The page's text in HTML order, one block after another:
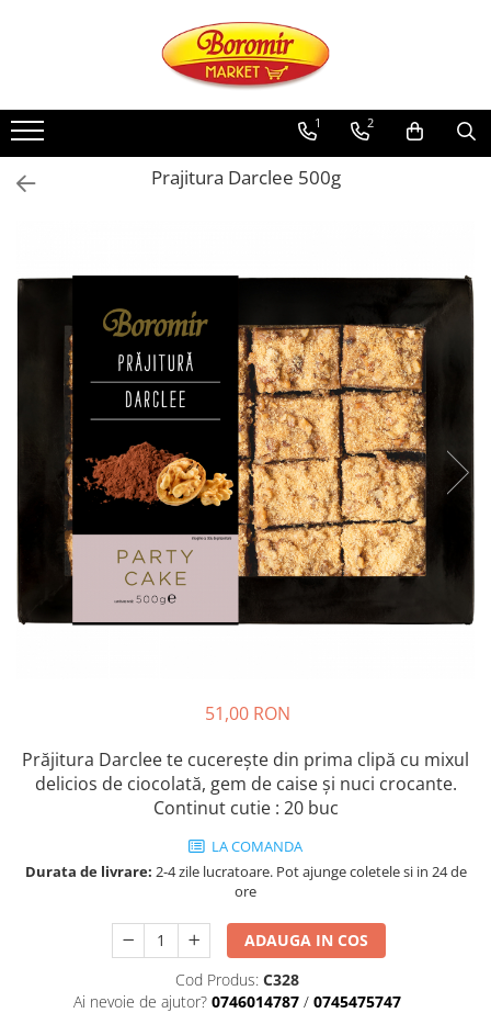
Noutati
Produse de post
Cozonac
Cozonac Exotic
Cozonac Creme
Cozonac Traditional
Cozonac Casa Boromir
Cozonac Pricomigdala
Cozonac Magnum
Cozonac Vegan (de post)
Cozonac Collection
Cozo-Bun
Cozonac Cadou
Cozonac cu Unt
Cozonac Mos Craciun
Salam de biscuiti
Fursecuri
Fursecuri cu unt
Chec Glasat
1 2
Prajitura Darclee 500g
51,00 RON
Prăjitura Darclee te cucerește din prima clipă cu mixul
delicios de ciocolată, gem de caise și nuci crocante.
Continut cutie : 20 buc
LA COMANDA
Durata de livrare: 2-4 zile lucratoare. Pot ajunge coletele si in 24 de
ore
ADAUGA IN COS
Cod Produs: C328
Ai nevoie de ajutor? 0746014787 / 0745475747